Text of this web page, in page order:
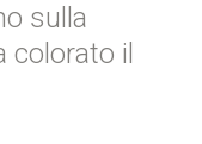
sulla
colorato il